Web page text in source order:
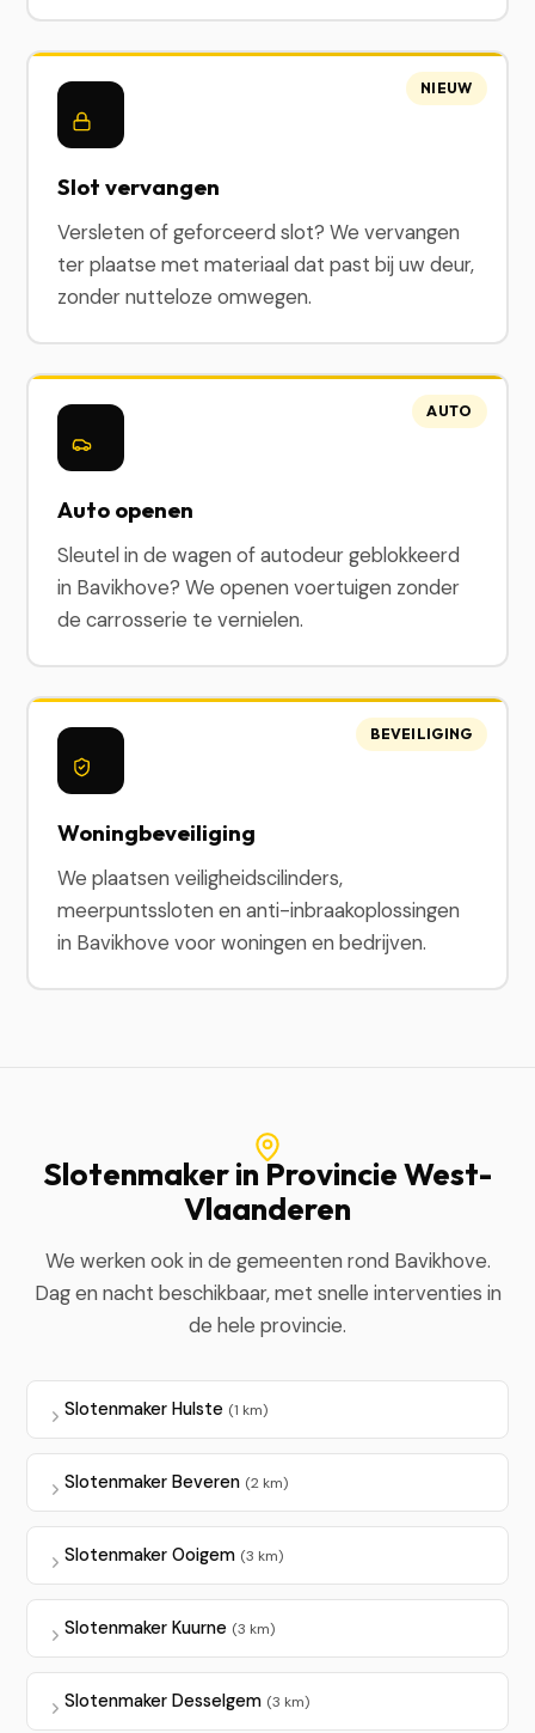
Slot vervangen
Versleten of geforceerd slot? We vervangen
ter plaatse met materiaal dat past bij uw deur,
zonder nutteloze omwegen.
NIEUW
Auto openen
Sleutel in de wagen of autodeur geblokkeerd
in Bavikhove? We openen voertuigen zonder
de carrosserie te vernielen.
AUTO
Woningbeveiliging
We plaatsen veiligheidscilinders,
meerpuntssloten en anti-inbraakoplossingen
in Bavikhove voor woningen en bedrijven.
BEVEILIGING
Slotenmaker in Provincie West-
Vlaanderen
We werken ook in de gemeenten rond Bavikhove.
Dag en nacht beschikbaar, met snelle interventies in
de hele provincie.
Slotenmaker Hulste (1 km)
Slotenmaker Beveren (2 km)
Slotenmaker Ooigem (3 km)
Slotenmaker Kuurne (3 km)
Slotenmaker Desselgem (3 km)